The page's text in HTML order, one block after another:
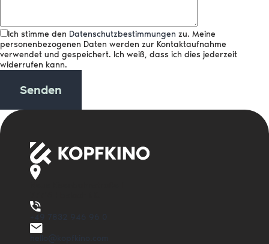
Ich stimme den Datenschutzbestimmungen zu. Meine
personenbezogenen Daten werden zur Kontaktaufnahme
verwendet und gespeichert. Ich weiß, dass ich dies jederzeit
widerrufen kann.
Senden